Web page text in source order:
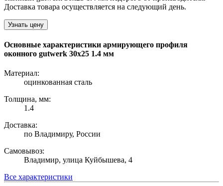
Доставка товара осуществляется на следующий день.
Узнать цену
Основные характеристики армирующего профиля
оконного gutwerk 30х25 1.4 мм
Материал:
оцинкованная сталь
Толщина, мм:
1.4
Доставка:
по Владимиру, России
Самовывоз:
Владимир, улица Куйбышева, 4
Все характеристики